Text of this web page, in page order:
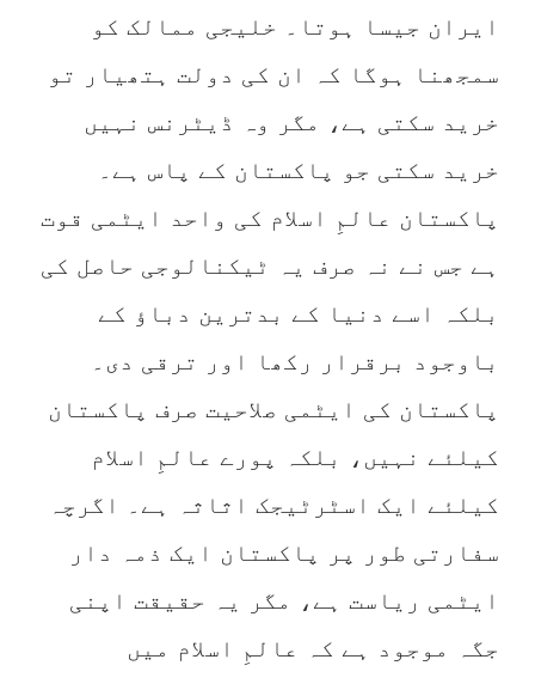
ایران جیسا ہوتا۔ خلیجی ممالک کو
سمجھنا ہوگا کہ ان کی دولت ہتھیار تو
خرید سکتی ہے، مگر وہ ڈیٹرنس نہیں
خرید سکتی جو پاکستان کے پاس ہے۔
پاکستان عالمِ اسلام کی واحد ایٹمی قوت
ہے جس نے نہ صرف یہ ٹیکنالوجی حاصل کی
بلکہ اسے دنیا کے بدترین دباؤ کے
باوجود برقرار رکھا اور ترقی دی۔
پاکستان کی ایٹمی صلاحیت صرف پاکستان
کیلئے نہیں، بلکہ پورے عالمِ اسلام
کیلئے ایک اسٹرٹیجک اثاثہ ہے۔ اگرچہ
سفارتی طور پر پاکستان ایک ذمہ دار
ایٹمی ریاست ہے، مگر یہ حقیقت اپنی
جگہ موجود ہے کہ عالمِ اسلام میں